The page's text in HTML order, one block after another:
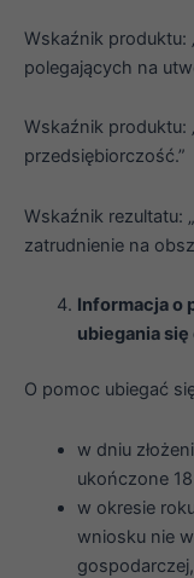
Wskaźnik produktu:
polegających na
Wskaźnik produktu:
przedsiębiorczość.”
Wskaźnik rezultatu:
zatrudnienie na
Informacja o
ubiegania
O pomoc ubiegać
w dniu
ukończone
w okresie
wniosku nie